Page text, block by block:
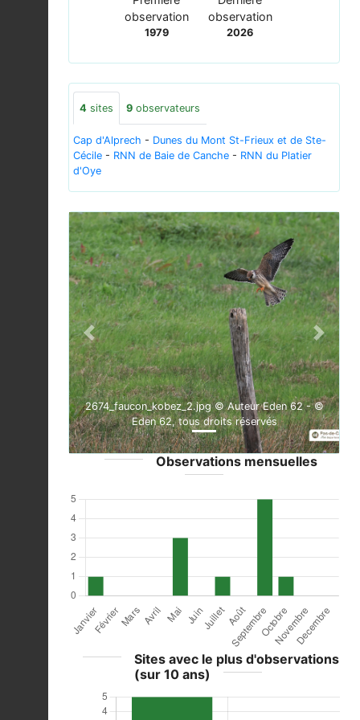
observation
1979
observation
2026
4 sites 9 observateurs
Cap d'Alprech - Dunes du Mont St-Frieux et de Ste-
Cécile - RNN de Baie de Canche - RNN du Platier
d'Oye
2674_faucon_kobez_2.jpg © Auteur Eden 62 - ©
Eden 62, tous droits réservés
Previous Next
Observations mensuelles
Sites avec le plus d'observations
(sur 10 ans)